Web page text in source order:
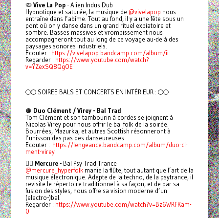
🦠Vive La Pop- Alien Indus Dub
Hypnotique et saturée, la musique de @vivelapop nous
entraîne dans l’abîme. Tout au fond, il y a une fête sous un
pont où on y danse dans un grand rituel expiatoire et
sombre. Basses massives et vrombissement nous
accompagneront tout au long de ce voyage au-delà des
paysages sonores industriels.
Ecouter : https://vivelapop.bandcamp.com/album/ii
Regarder : https://www.youtube.com/watch?
v=YZexSQ8QgOE
🌕🌕 SOIREE BALS ET CONCERTS EN INTÉRIEUR : 🌕🌕
🪩 Duo Clément / Virey - Bal Trad
Tom Clément et son tambourin à cordes se joignent à
Nicolas Virey pour nous offrir le bal folk de la soirée.
Bourrées, Mazurka, et autres Scottish résonneront à
l’unisson des pas des danseureuses.
Ecouter : https://lengeance.bandcamp.com/album/duo-cl-
ment-virey
🧚‍♂️ Mercure- Bal Psy Trad Trance
@mercure_hyperfolkmanie la flûte, tout autant que l’art de la
musique électronique. Adepte de la techno, de la psytrance, il
revisite le répertoire traditionnel à sa façon, et de par sa
fusion des styles, nous offre sa vision moderne d’un
(electro-)bal.
Regarder : https://www.youtube.com/watch?v=Bz6WRFKam-
0